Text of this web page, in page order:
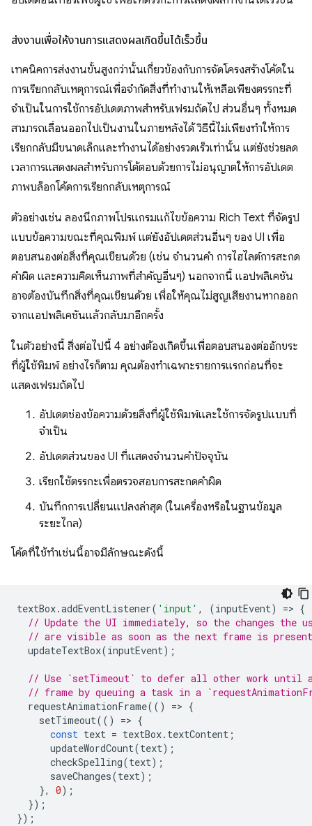
ส่งงานเพื่อให้งานการแสดงผลเกิดขึ้นได้เร็วขึ้น
เทคนิคการส่งงานขั้นสูงกว่านั้นเกี่ยวข้องกับการจัดโครงสร้างโค้ดใน
การเรียกกลับเหตุการณ์เพื่อจำกัดสิ่งที่ทำงานให้เหลือเพียงตรรกะที่
จำเป็นในการใช้การอัปเดตภาพสำหรับเฟรมถัดไป ส่วนอื่นๆ ทั้งหมด
สามารถเลื่อนออกไปเป็นงานในภายหลังได้ วิธีนี้ไม่เพียงทำให้การ
เรียกกลับมีขนาดเล็กและทำงานได้อย่างรวดเร็วเท่านั้น แต่ยังช่วยลด
เวลาการแสดงผลสำหรับการโต้ตอบด้วยการไม่อนุญาตให้การอัปเดต
ภาพบล็อกโค้ดการเรียกกลับเหตุการณ์
ตัวอย่างเช่น ลองนึกภาพโปรแกรมแก้ไขข้อความ Rich Text ที่จัดรูป
แบบข้อความขณะที่คุณพิมพ์ แต่ยังอัปเดตส่วนอื่นๆ ของ UI เพื่อ
ตอบสนองต่อสิ่งที่คุณเขียนด้วย (เช่น จำนวนคำ การไฮไลต์การสะกด
คำผิด และความคิดเห็นภาพที่สำคัญอื่นๆ) นอกจากนี้ แอปพลิเคชัน
อาจต้องบันทึกสิ่งที่คุณเขียนด้วย เพื่อให้คุณไม่สูญเสียงานหากออก
จากแอปพลิเคชันแล้วกลับมาอีกครั้ง
ในตัวอย่างนี้ สิ่งต่อไปนี้ 4 อย่างต้องเกิดขึ้นเพื่อตอบสนองต่ออักขระ
ที่ผู้ใช้พิมพ์ อย่างไรก็ตาม คุณต้องทำเฉพาะรายการแรกก่อนที่จะ
แสดงเฟรมถัดไป
อัปเดตช่องข้อความด้วยสิ่งที่ผู้ใช้พิมพ์และใช้การจัดรูปแบบที่
จำเป็น
อัปเดตส่วนของ UI ที่แสดงจำนวนคำปัจจุบัน
เรียกใช้ตรรกะเพื่อตรวจสอบการสะกดคำผิด
บันทึกการเปลี่ยนแปลงล่าสุด (ในเครื่องหรือในฐานข้อมูล
ระยะไกล)
โค้ดที่ใช้ทำเช่นนี้อาจมีลักษณะดังนี้
textBox.addEventListener( 'input' , (inputEvent) => {
// Update the UI immediately, so the changes the
// are visible as soon as the next frame is
updateTextBox(inputEvent);
// Use `setTimeout` to defer all other work until
// frame by queuing a task in a
requestAnimationFrame(() => {
setTimeout(() => {
const text = textBox. textContent ;
updateWordCount(text);
checkSpelling(text);
saveChanges(text);
},
0);
});
});